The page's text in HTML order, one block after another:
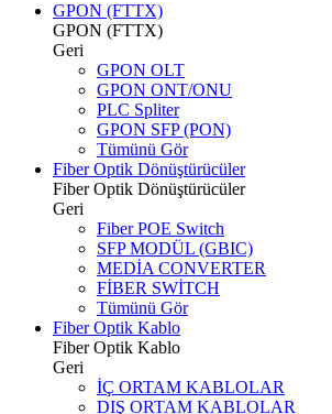
GPON (FTTX)
GPON (FTTX)
Geri
GPON OLT
GPON ONT/ONU
PLC Spliter
GPON SFP (PON)
Tümünü Gör
Fiber Optik Dönüştürücüler
Fiber Optik Dönüştürücüler
Geri
Fiber POE Switch
SFP MODÜL (GBIC)
MEDİA CONVERTER
FİBER SWİTCH
Tümünü Gör
Fiber Optik Kablo
Fiber Optik Kablo
Geri
İÇ ORTAM KABLOLAR
DIŞ ORTAM KABLOLAR